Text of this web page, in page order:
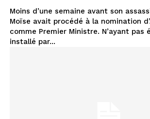
Moins d’une semaine avant son
Moïse avait procédé à la nomination
comme Premier Ministre. N’ayant pas
installé par...